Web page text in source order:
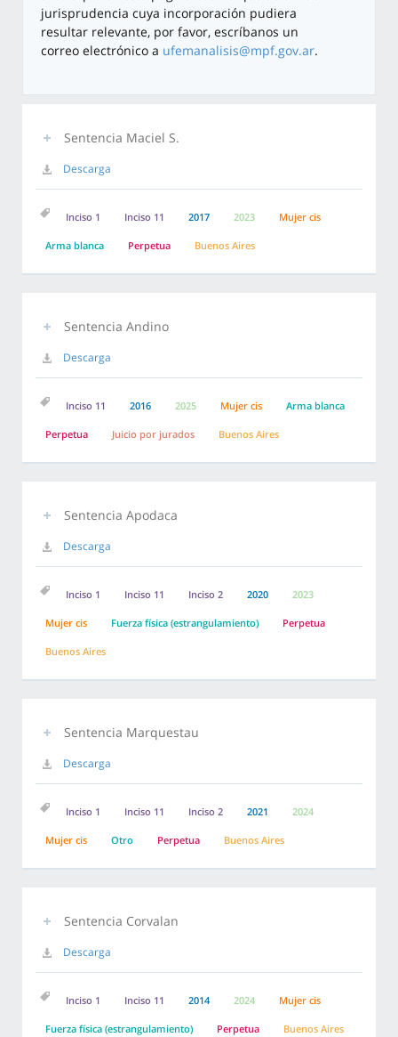
jurisprudencia cuya incorporación pudiera
resultar relevante, por favor, escríbanos un
correo electrónico a ufemanalisis@mpf.gov.ar.
Sentencia Maciel S.
Descarga
Inciso 1 Inciso 11 2017 2023 Mujer cis
Arma blanca Perpetua Buenos Aires
Sentencia Andino
Descarga
Inciso 11 2016 2025 Mujer cis Arma blanca
Perpetua Juicio por jurados Buenos Aires
Sentencia Apodaca
Descarga
Inciso 1 Inciso 11 Inciso 2 2020 2023
Mujer cis Fuerza física (estrangulamiento) Perpetua
Buenos Aires
Sentencia Marquestau
Descarga
Inciso 1 Inciso 11 Inciso 2 2021 2024
Mujer cis Otro Perpetua Buenos Aires
Sentencia Corvalan
Descarga
Inciso 1 Inciso 11 2014 2024 Mujer cis
Fuerza física (estrangulamiento) Perpetua Buenos Aires